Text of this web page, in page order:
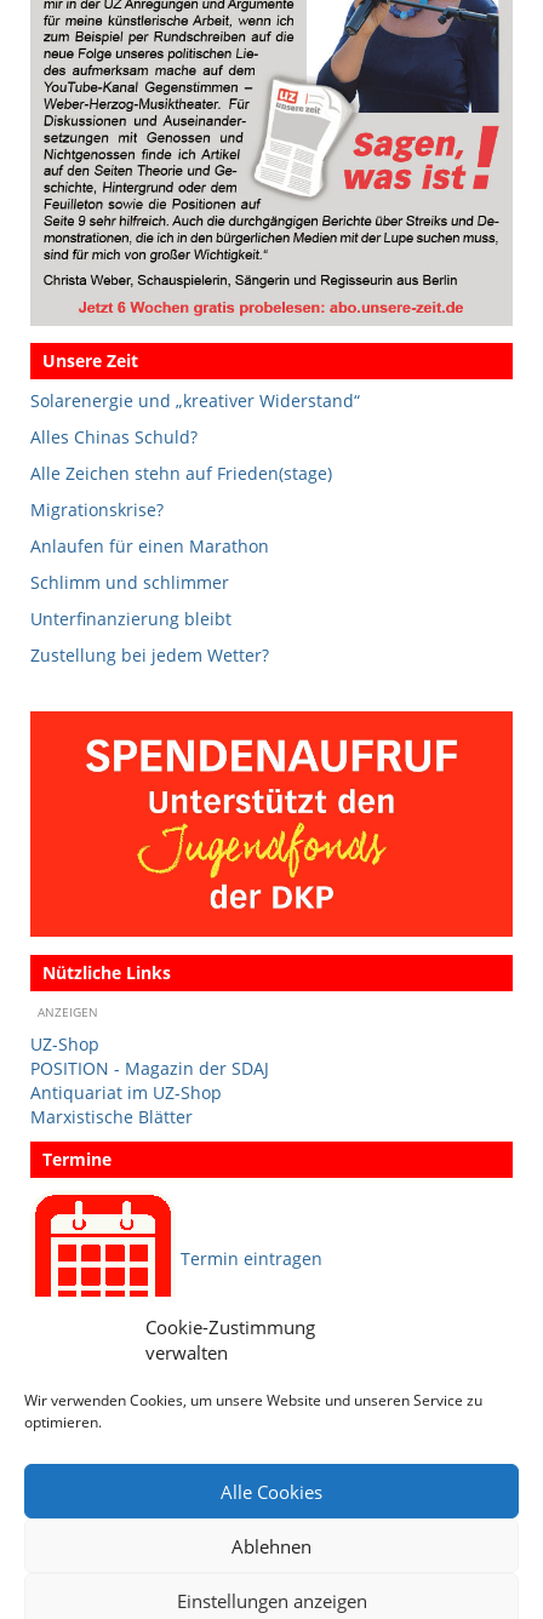
Cookie-Zustimmung
verwalten
Wir verwenden Cookies, um unsere Website und unseren Service zu
optimieren.
Alle Cookies
Ablehnen
Einstellungen anzeigen
Unsere Zeit
Solarenergie und „kreativer Widerstand“
Alles Chinas Schuld?
Alle Zeichen stehn auf Frieden(stage)
Migrationskrise?
Anlaufen für einen Marathon
Schlimm und schlimmer
Unterfinanzierung bleibt
Zustellung bei jedem Wetter?
Nützliche Links
ANZEIGEN
UZ-Shop
POSITION - Magazin der SDAJ
Antiquariat im UZ-Shop
Marxistische Blätter
Termine
Termin eintragen
Social Media